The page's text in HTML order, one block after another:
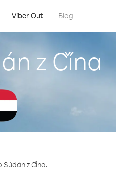
Viber Out Blog
z Čína
z Čína.